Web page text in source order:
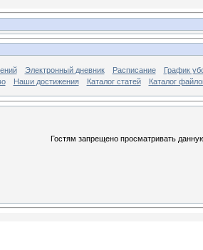
Электронный дневник Расписание
График
Наши достижения Каталог статей Каталог
Гостям запрещено просматривать